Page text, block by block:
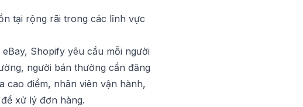
tại rộng rãi trong các lĩnh vực
Shopify yêu cầu mỗi người
người bán thường cần đăng
cao điểm, nhân viên vận hành,
xử lý đơn hàng.